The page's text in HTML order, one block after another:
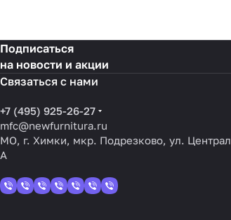
Подписаться
на новости и акции
Связаться с нами
+7 (495) 925-26-27
mfc@newfurnitura.ru
МО, г. Химки, мкр. Подрезково, ул.
А